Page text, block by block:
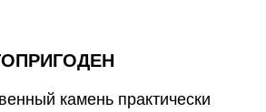
камень практически